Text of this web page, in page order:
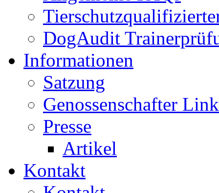
DogAudit
Informationen
Satzung
Genossenschafter
Presse
Artikel
Kontakt